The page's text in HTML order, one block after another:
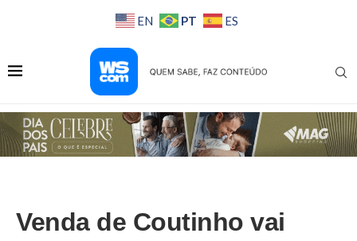
EN PT ES
Venda de Coutinho vai